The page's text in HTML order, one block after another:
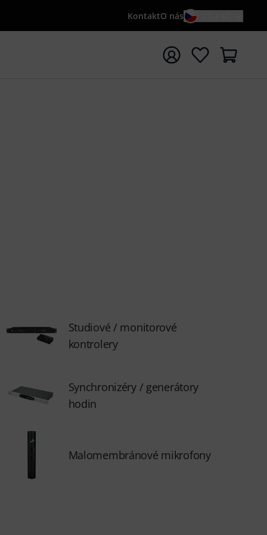
KontaktO nás
s vyhledávaným výrazem {searchTerm}
Studiové / monitorové
kontrolery
Synchronizéry / generátory
hodin
Malomembránové mikrofony